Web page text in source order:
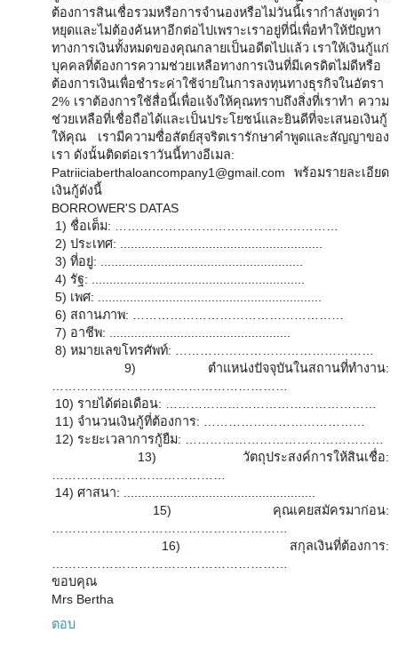
ต้องการสินเชื่อรวมหรือการจำนองหรือไม่วันนี้เรากำลังพูดว่า
หยุดและไม่ต้องค้นหาอีกต่อไปเพราะเราอยู่ที่นี่เพื่อทำให้ปัญหา
ทางการเงินทั้งหมดของคุณกลายเป็นอดีตไปแล้ว เราให้เงินกู้แก่
บุคคลที่ต้องการความช่วยเหลือทางการเงินที่มีเครดิตไม่ดีหรือ
ต้องการเงินเพื่อชำระค่าใช้จ่ายในการลงทุนทางธุรกิจในอัตรา
2% เราต้องการใช้สื่อนี้เพื่อแจ้งให้คุณทราบถึงสิ่งที่เราทำ ความ
ช่วยเหลือที่เชื่อถือได้และเป็นประโยชน์และยินดีที่จะเสนอเงินกู้
ให้คุณ เรามีความซื่อสัตย์สุจริตเรารักษาคำพูดและสัญญาของ
เรา ดังนั้นติดต่อเราวันนี้ทางอีเมล:
Patriiciaberthaloancompany1@gmail.com พร้อมรายละเอียด
เงินกู้ดังนี้
BORROWER'S DATAS
1) ชื่อเต็ม: ………………………………………………
2) ประเทศ: .........................................................
3) ที่อยู่: .........................................................
4) รัฐ: ............................................................
5) เพศ: ...............................................................
6) สถานภาพ: ……………………………………………
7) อาชีพ: ...................................................
8) หมายเลขโทรศัพท์: …………………………………………
9) ตำแหน่งปัจจุบันในสถานที่ทำงาน:
…………………………………………………
10) รายได้ต่อเดือน: ……………………………………………
11) จำนวนเงินกู้ที่ต้องการ: …………………………………
12) ระยะเวลาการกู้ยืม: …………………………………………
13) วัตถุประสงค์การให้สินเชื่อ:
……………………………………
14) ศาสนา: ......................................................
15) คุณเคยสมัครมาก่อน:
…………………………………………………
16) สกุลเงินที่ต้องการ:
…………………………………………………
ขอบคุณ
Mrs Bertha
ตอบ